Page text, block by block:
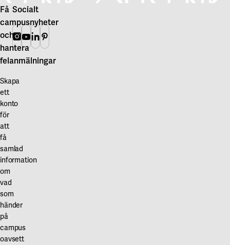
Få
campusnyheter
och
hantera
felanmälningar
Skapa
ett
konto
för
att
få
samlad
information
om
vad
som
händer
på
campus
oavsett
Socialt
Instagram
Youtube
Linkedin
Pinterest